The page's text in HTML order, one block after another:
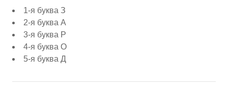
1-я буква З
2-я буква А
3-я буква Р
4-я буква О
5-я буква Д